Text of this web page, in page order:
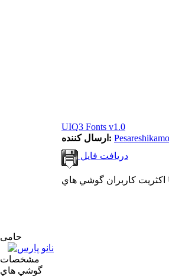
حامی
مشخصات
گوشي هاي
UIQ3 Fonts v1.0
ارسال کننده: Pesareshikamo
دریافت فایل